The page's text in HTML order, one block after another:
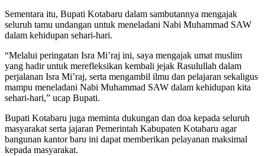
Sementara itu, Bupati Kotabaru dalam sambutannya mengajak
seluruh tamu undangan untuk meneladani Nabi Muhammad SAW
dalam kehidupan sehari-hari.
“Melalui peringatan Isra Mi’raj ini, saya mengajak umat muslim
yang hadir untuk merefleksikan kembali jejak Rasulullah dalam
perjalanan Isra Mi’raj, serta mengambil ilmu dan pelajaran sekaligus
mampu meneladani Nabi Muhammad SAW dalam kehidupan kita
sehari-hari,” ucap Bupati.
Bupati Kotabaru juga meminta dukungan dan doa kepada seluruh
masyarakat serta jajaran Pemerintah Kabupaten Kotabaru agar
bangunan kantor baru ini dapat memberikan pelayanan maksimal
kepada masyarakat.